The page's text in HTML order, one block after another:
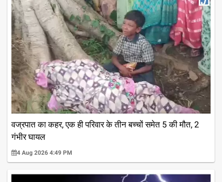
वज्रपात का कहर, एक ही परिवार के तीन बच्चों समेत 5 की मौत, 2
गंभीर घायल
4 Aug 2026 4:49 PM